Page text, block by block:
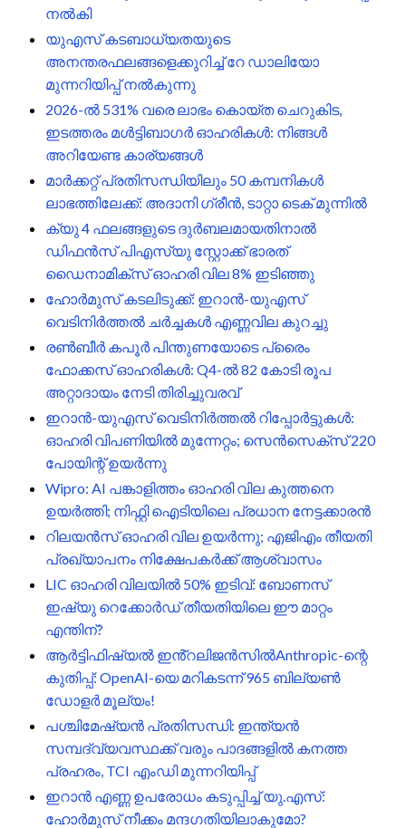
നൽകി
യുഎസ് കടബാധ്യതയുടെ
അനന്തരഫലങ്ങളെക്കുറിച്ച് റേ ഡാലിയോ
മുന്നറിയിപ്പ് നൽകുന്നു
2026-ൽ 531% വരെ ലാഭം കൊയ്ത ചെറുകിട,
ഇടത്തരം മൾട്ടിബാഗർ ഓഹരികൾ: നിങ്ങൾ
അറിയേണ്ട കാര്യങ്ങൾ
മാർക്കറ്റ് പ്രതിസന്ധിയിലും 50 കമ്പനികൾ
ലാഭത്തിലേക്ക്: അദാനി ഗ്രീൻ, ടാറ്റാ ടെക് മുന്നിൽ
ക്യു 4 ഫലങ്ങളുടെ ദുർബലമായതിനാൽ
ഡിഫൻസ് പിഎസ്‌യു സ്റ്റോക്ക് ഭാരത്
ഡൈനാമിക്‌സ് ഓഹരി വില 8% ഇടിഞ്ഞു
ഹോർമുസ് കടലിടുക്ക്: ഇറാൻ-യുഎസ്
വെടിനിർത്തൽ ചർച്ചകൾ എണ്ണവില കുറച്ചു
രണ്‍ബീര്‍ കപൂര്‍ പിന്തുണയോടെ പ്രൈം
ഫോക്കസ് ഓഹരികൾ: Q4-ൽ 82 കോടി രൂപ
അറ്റാദായം നേടി തിരിച്ചുവരവ്
ഇറാൻ-യുഎസ് വെടിനിർത്തൽ റിപ്പോർട്ടുകൾ:
ഓഹരി വിപണിയിൽ മുന്നേറ്റം; സെൻസെക്സ് 220
പോയിന്റ് ഉയർന്നു
Wipro: AI പങ്കാളിത്തം ഓഹരി വില കുത്തനെ
ഉയർത്തി; നിഫ്റ്റി ഐടിയിലെ പ്രധാന നേട്ടക്കാരൻ
റിലയൻസ് ഓഹരി വില ഉയർന്നു; എജിഎം തീയതി
പ്രഖ്യാപനം നിക്ഷേപകർക്ക് ആശ്വാസം
LIC ഓഹരി വിലയിൽ 50% ഇടിവ്: ബോണസ്
ഇഷ്യു റെക്കോർഡ് തീയതിയിലെ ഈ മാറ്റം
എന്തിന്?
ആർട്ടിഫിഷ്യൽ ഇൻ്റലിജൻസിൽAnthropic-ന്റെ
കുതിപ്പ്: OpenAI-യെ മറികടന്ന് 965 ബില്യൺ
ഡോളർ മൂല്യം!
പശ്ചിമേഷ്യൻ പ്രതിസന്ധി: ഇന്ത്യൻ
സമ്പദ്‌വ്യവസ്ഥക്ക് വരും പാദങ്ങളിൽ കനത്ത
പ്രഹരം, TCI എംഡി മുന്നറിയിപ്പ്
ഇറാൻ എണ്ണ ഉപരോധം കടുപ്പിച്ച് യു.എസ്:
ഹോർമുസ് നീക്കം മന്ദഗതിയിലാകുമോ?